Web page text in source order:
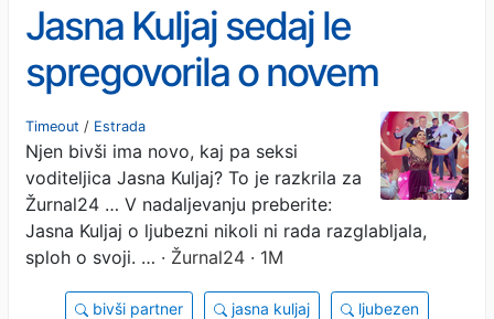
Jasna Kuljaj sedaj le
spregovorila o novem
ljubezenskem življenju
Timeout / Estrada
Njen bivši ima novo, kaj pa seksi
voditeljica Jasna Kuljaj? To je razkrila za
Žurnal24 … V nadaljevanju preberite:
Jasna Kuljaj o ljubezni nikoli ni rada razglabljala,
sploh o svoji. … · Žurnal24 · 1M
bivši partner jasna kuljaj ljubezen